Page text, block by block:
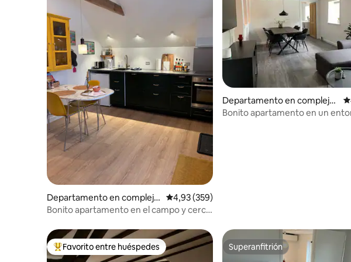
Departamento en complejo
residencial en Årslev
Calificación promedio: 4,93 de 5. 359
4,93 (359)
Bonito apartamento en el campo y cerca
Departamento en complejo
residencial en Odense
Bonito apartamento en un
Favorito entre los huéspedes más destacados
Favorito entre huéspedes Superanfitrión
Superanfitrión